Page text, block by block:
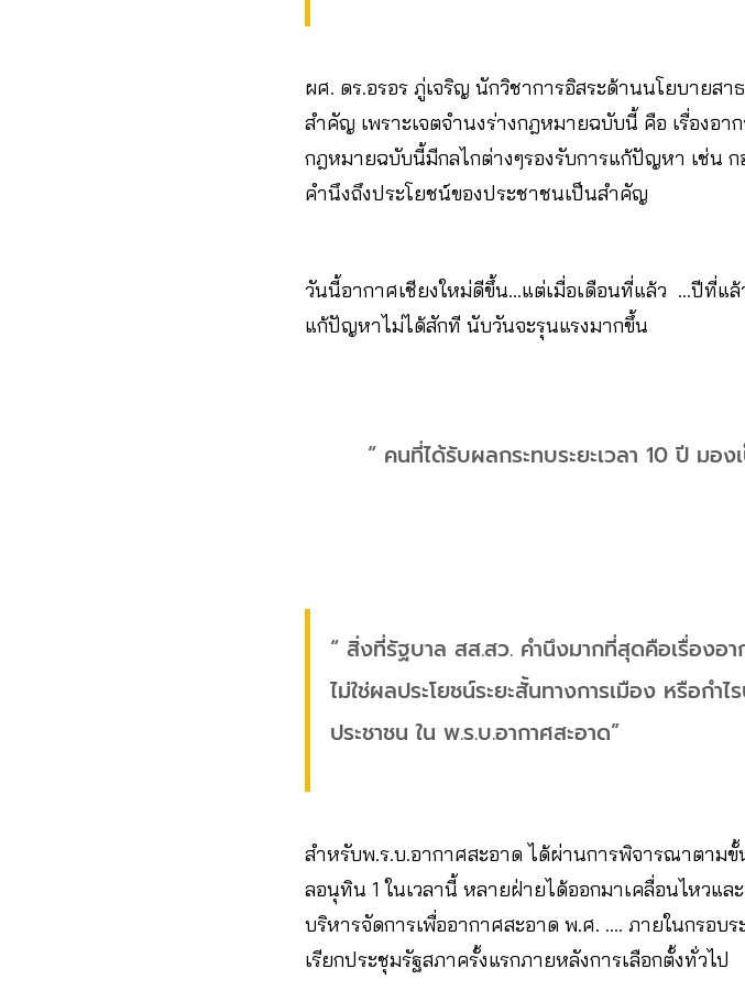
ผศ. ดร.อรอร ภู่เจริญ นักวิชาการอิสระด้านนโยบายส
สำคัญ เพราะเจตจำนงร่างกฎหมายฉบับนี้ คือ เรื่องอา
กฎหมายฉบับนี้มีกลไกต่างๆรองรับการแก้ปัญหา เช่น ก
คำนึงถึงประโยชน์ของประชาชนเป็นสำคัญ
วันนี้อากาศเชียงใหม่ดีขึ้น…แต่เมื่อเดือนที่แล้ว …ปีที่แ
แก้ปัญหาไม่ได้สักที นับวันจะรุนแรงมากขึ้น
“ คนที่ได้รับผลกระทบระยะเวลา 10 ปี มอ
“ สิ่งที่รัฐบาล สส.สว. คำนึงมากที่สุดคือเรื่องอ
ไม่ใช่ผลประโยชน์ระยะสั้นทางการเมือง หรือก
ประชาชน ใน พ.ร.บ.อากาศสะอาด”
สำหรับพ.ร.บ.อากาศสะอาด ได้ผ่านการพิจารณาตาม
ลอนุทิน 1 ในเวลานี้ หลายฝ่ายได้ออกมาเคลื่อนไหวแ
บริหารจัดการเพื่ออากาศสะอาด พ.ศ. …. ภายในกรอบ
เรียกประชุมรัฐสภาครั้งแรกภายหลังการเลือกตั้งทั่วไป